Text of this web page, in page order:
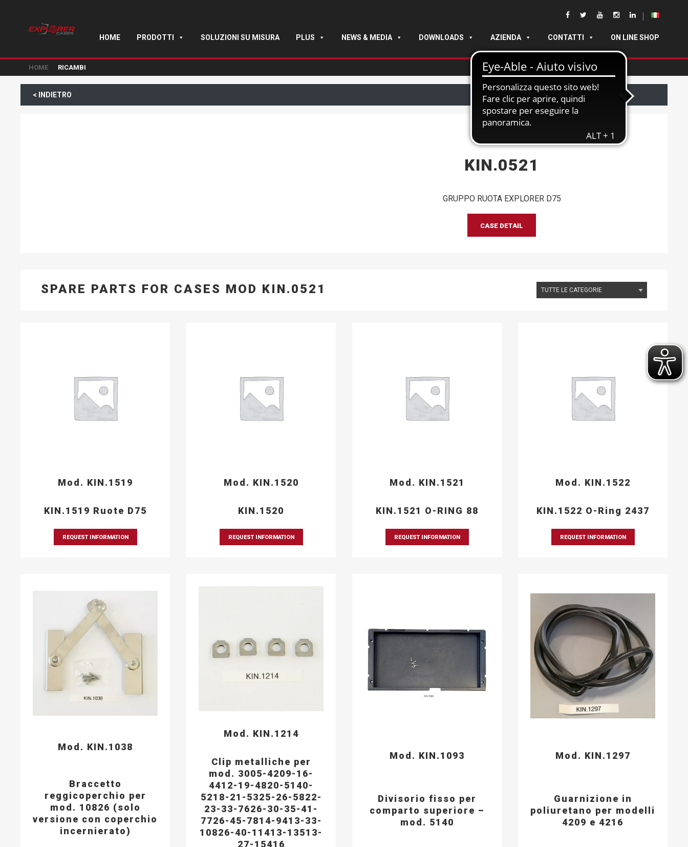
HOME PRODOTTI SOLUZIONI SU MISURA PLUS NEWS & MEDIA DOWNLOADS AZIENDA CONTATTI ON LINE SHOP
HOME RICAMBI
< INDIETRO
KIN.0521
GRUPPO RUOTA EXPLORER D75
CASE DETAIL
SPARE PARTS FOR CASES MOD KIN.0521
Mod. KIN.1519
KIN.1519 Ruote D75
REQUEST INFORMATION
Mod. KIN.1520
KIN.1520
REQUEST INFORMATION
Mod. KIN.1521
KIN.1521 O-RING 88
REQUEST INFORMATION
Mod. KIN.1522
KIN.1522 O-Ring 2437
REQUEST INFORMATION
Mod. KIN.1038
Braccetto
reggicoperchio per
mod. 10826 (solo
versione con coperchio
incernierato)
Mod. KIN.1214
Clip metalliche per
mod. 3005-4209-16-
4412-19-4820-5140-
5218-21-5325-26-5822-
23-33-7626-30-35-41-
7726-45-7814-9413-33-
10826-40-11413-13513-
27-15416
Mod. KIN.1093
Divisorio fisso per
comparto superiore –
mod. 5140
Mod. KIN.1297
Guarnizione in
poliuretano per modelli
4209 e 4216